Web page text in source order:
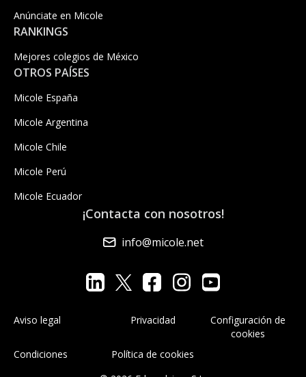
Anúnciate en Micole
RANKINGS
Mejores colegios de México
OTROS PAÍSES
Micole España
Micole Argentina
Micole Chile
Micole Perú
Micole Ecuador
¡Contacta con nosotros!
info@micole.net
Aviso legal Privacidad
Configuración de
cookies
Condiciones
Política de cookies